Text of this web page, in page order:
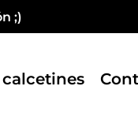
;)
Cart